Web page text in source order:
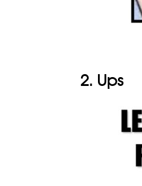
2. Ups